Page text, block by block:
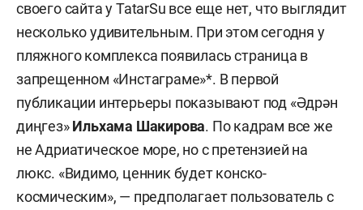
своего сайта у TatarSu все еще нет, что выглядит
несколько удивительным. При этом сегодня у
пляжного комплекса появилась страница в
запрещенном «Инстаграме»*. В первой
публикации интерьеры показывают под «Әдрән
диңгез»Ильхама Шакирова. По кадрам все же
не Адриатическое море, но с претензией на
люкс. «Видимо, ценник будет конско-
космическим», — предполагает пользователь с